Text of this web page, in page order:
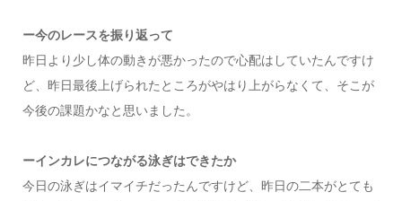
ー今のレースを振り返って
昨日より少し体の動きが悪かったので心配はしていたんですけ
ど、昨日最後上げられたところがやはり上がらなくて、そこが
今後の課題かなと思いました。
ーインカレにつながる泳ぎはできたか
今日の泳ぎはイマイチだったんですけど、昨日の二本がとても